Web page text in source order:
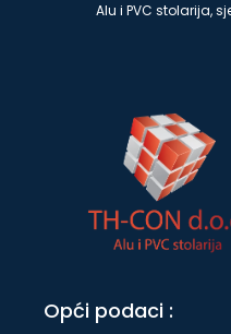
Alu i PVC stolarija,
Opći podaci :